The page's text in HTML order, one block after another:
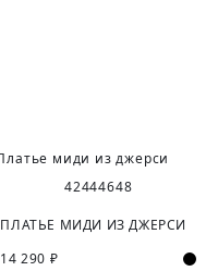
42444648
ПЛАТЬЕ МИДИ ИЗ ДЖЕРСИ
14 290 ₽